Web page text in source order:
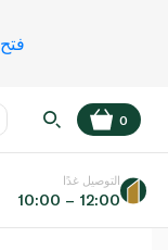
فتح
عر
0
التوصيل غدًا
10:00 – 12:00